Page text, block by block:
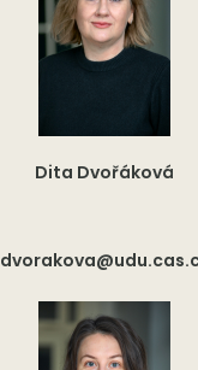
Dita Dvořáková